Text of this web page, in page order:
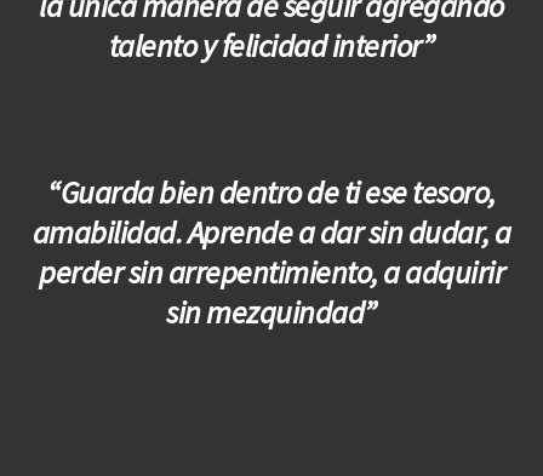
talento y felicidad interior”
“Guarda bien dentro de ti ese tesoro,
amabilidad. Aprende a dar sin dudar, a
perder sin arrepentimiento, a adquirir
sin mezquindad”